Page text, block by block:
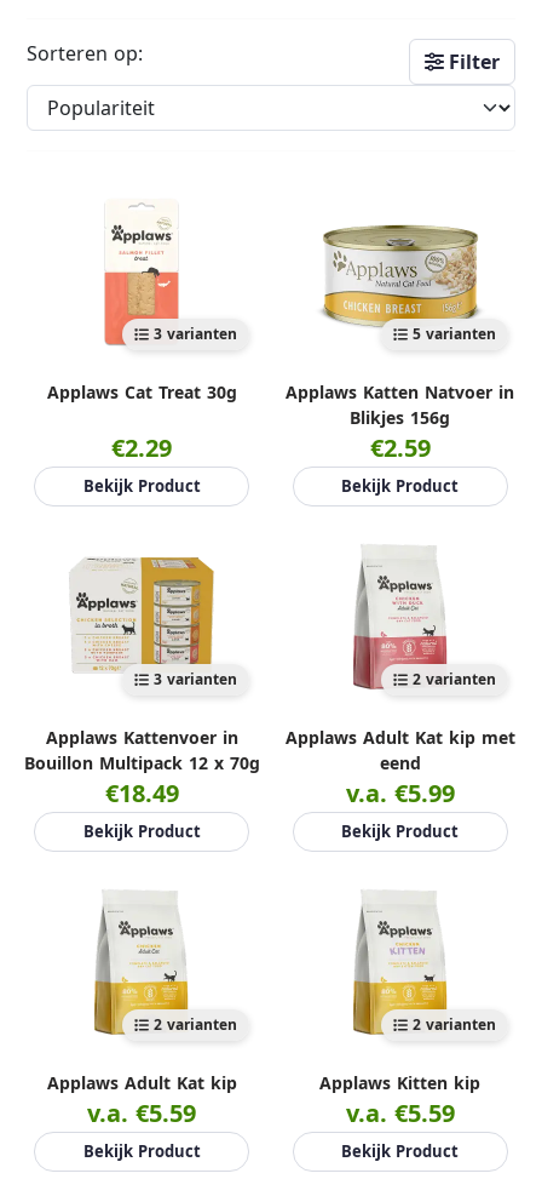
Filter
Sorteren op:
3 varianten
Applaws Cat Treat 30g
€2.29
Bekijk Product
5 varianten
Applaws Katten Natvoer in
Blikjes 156g
€2.59
Bekijk Product
3 varianten
Applaws Kattenvoer in
Bouillon Multipack 12 x 70g
€18.49
Bekijk Product
2 varianten
Applaws Adult Kat kip met
eend
v.a. €5.99
Bekijk Product
2 varianten
Applaws Adult Kat kip
v.a. €5.59
Bekijk Product
2 varianten
Applaws Kitten kip
v.a. €5.59
Bekijk Product